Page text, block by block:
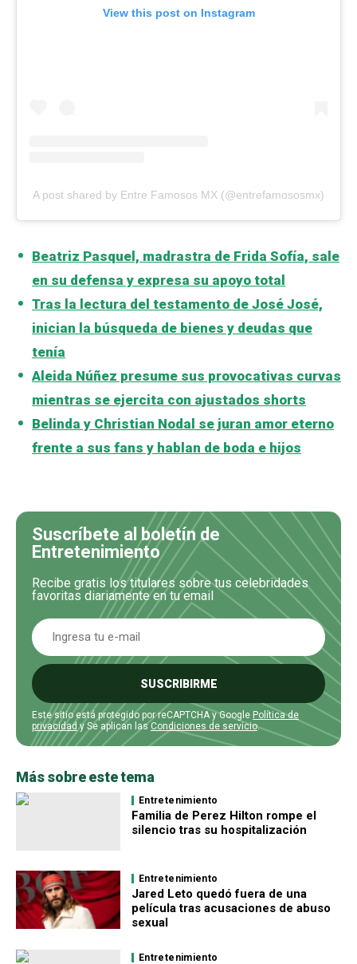
View this post on Instagram
A post shared by Entre Famosos MX (@entrefamososmx)
Beatriz Pasquel, madrastra de Frida Sofía, sale
en su defensa y expresa su apoyo total
Tras la lectura del testamento de José José,
inician la búsqueda de bienes y deudas que
tenía
Aleida Núñez presume sus provocativas curvas
mientras se ejercita con ajustados shorts
Belinda y Christian Nodal se juran amor eterno
frente a sus fans y hablan de boda e hijos
Suscríbete al boletín de
Entretenimiento
Recibe gratis los titulares sobre tus celebridades
favoritas diariamente en tu email
SUSCRIBIRME
Este sitio está protegido por reCAPTCHA y Google Política de
privacidad y Se aplican lasCondiciones de servicio.
Más sobre este tema
Entretenimiento
Familia de Perez Hilton rompe el
silencio tras su hospitalización
Entretenimiento
Jared Leto quedó fuera de una
película tras acusaciones de abuso
sexual
Entretenimiento